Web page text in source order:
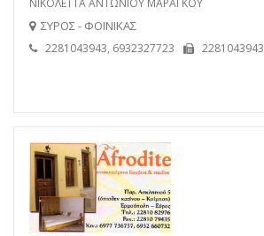
ΝΙΚΟΛΕΤΤΑ ΑΝΤΩΝΙΟΥ ΜΑΡΑΓΚΟΥ
ΣΥΡΟΣ - ΦΟΙΝΙΚΑΣ
2281043943, 6932327723 2281043943